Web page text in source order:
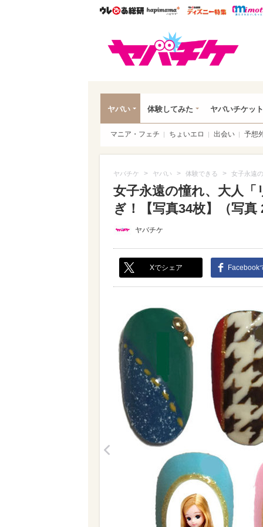
ウレぴあ総研ハピママ*
ウレぴ
ヤバい 体験してみた ヤバいチケット
マニア・フェチ ちょいエロ 出会い 予想
ヤバチケ > ヤバい > 体験できる > 女子永遠
女子永遠の憧れ、大人
ぎ！【写真34枚】（写真
ヤバチケ
Xでシェア Facebook